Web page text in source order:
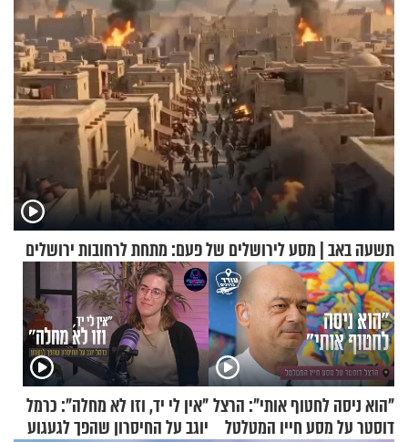
תשעה באב | מסע לירושלים של פעם: מתחת לרחובות ירושלים
"הוא ניסה לחטוף אותי": הרצל
דוסטר על מסע חייו המטלטל
"אין לי יד, וזו לא מחלה": כרמל
יוגב על החיסרון שהפך לגעגוע